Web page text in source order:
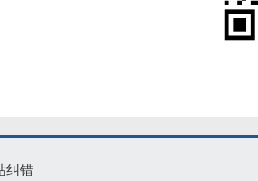
纠错